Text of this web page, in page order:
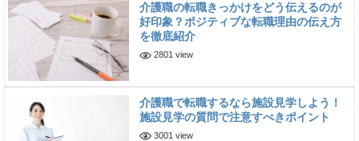
介護職の転職きっかけをどう伝えるのが
好印象？ポジティブな転職理由の伝え方
を徹底紹介
2801 view
介護職で転職するなら施設見学しよう！
施設見学の質問で注意すべきポイント
3001 view